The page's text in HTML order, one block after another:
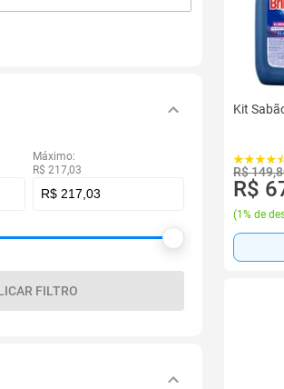
Máximo:
R$ 217,03
FILTRO
Kit
R$
R$
(1% de